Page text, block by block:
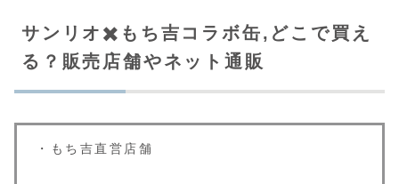
サンリオ✖️もち吉コラボ缶,どこで買え
る？販売店舗やネット通販
・もち吉直営店舗